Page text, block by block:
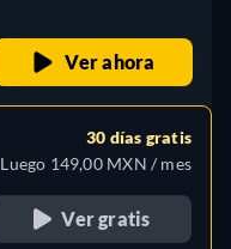
Ver ahora
30 días gratis
Luego 149,00 MXN / mes
Ver gratis